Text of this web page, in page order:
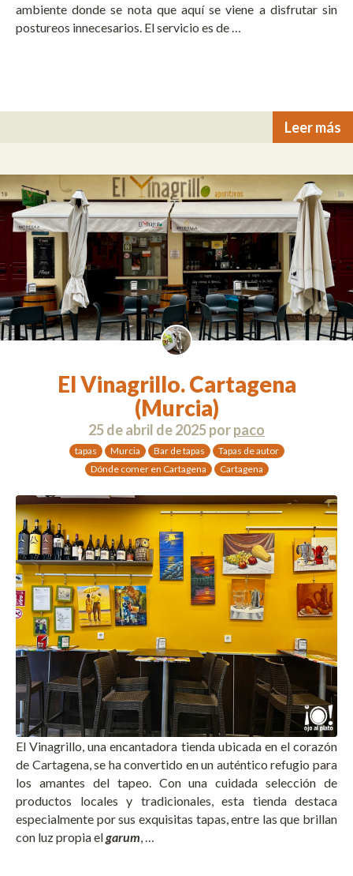
ambiente donde se nota que aquí se viene a disfrutar sin
postureos innecesarios. El servicio es de …
Leer más
El Vinagrillo. Cartagena
(Murcia)
25 de abril de 2025porpaco
tapas Murcia Bar de tapas
Tapas de autor
Dónde comer en Cartagena
Cartagena
El Vinagrillo, una encantadora tienda ubicada en el corazón
de Cartagena, se ha convertido en un auténtico refugio para
los amantes del tapeo. Con una cuidada selección de
productos locales y tradicionales, esta tienda destaca
especialmente por sus exquisitas tapas, entre las que brillan
con luz propia elgarum, …